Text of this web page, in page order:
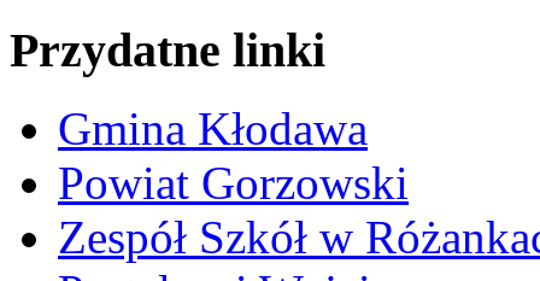
Przydatne linki
Gmina Kłodawa
Powiat Gorzowski
Zespół Szkół w